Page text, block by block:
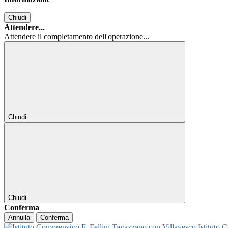
Chiudi
Attendere...
Attendere il completamento dell'operazione...
Chiudi
Chiudi
Conferma
Annulla Conferma